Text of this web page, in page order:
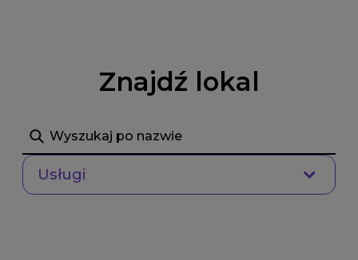
Znajdź lokal
Szukaj
Usługi